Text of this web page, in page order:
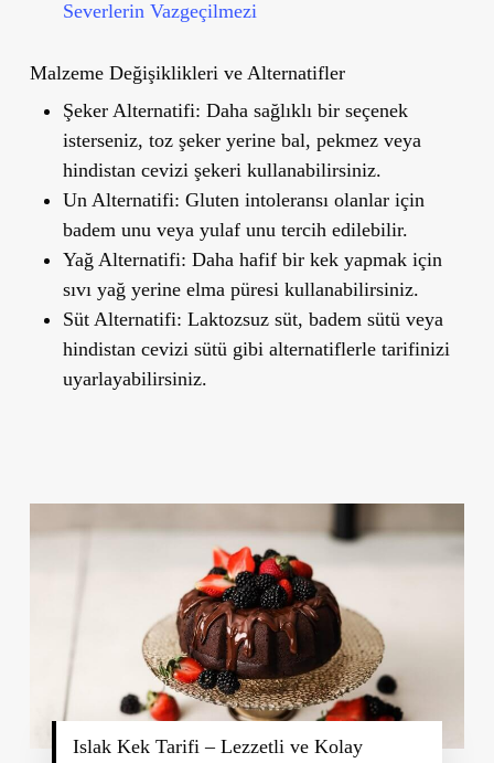
Severlerin Vazgeçilmezi
Malzeme Değişiklikleri ve Alternatifler
Şeker Alternatifi: Daha sağlıklı bir seçenek
isterseniz, toz şeker yerine bal, pekmez veya
hindistan cevizi şekeri kullanabilirsiniz.
Un Alternatifi: Gluten intoleransı olanlar için
badem unu veya yulaf unu tercih edilebilir.
Yağ Alternatifi: Daha hafif bir kek yapmak için
sıvı yağ yerine elma püresi kullanabilirsiniz.
Süt Alternatifi: Laktozsuz süt, badem sütü veya
hindistan cevizi sütü gibi alternatiflerle tarifinizi
uyarlayabilirsiniz.
Islak Kek Tarifi – Lezzetli ve Kolay